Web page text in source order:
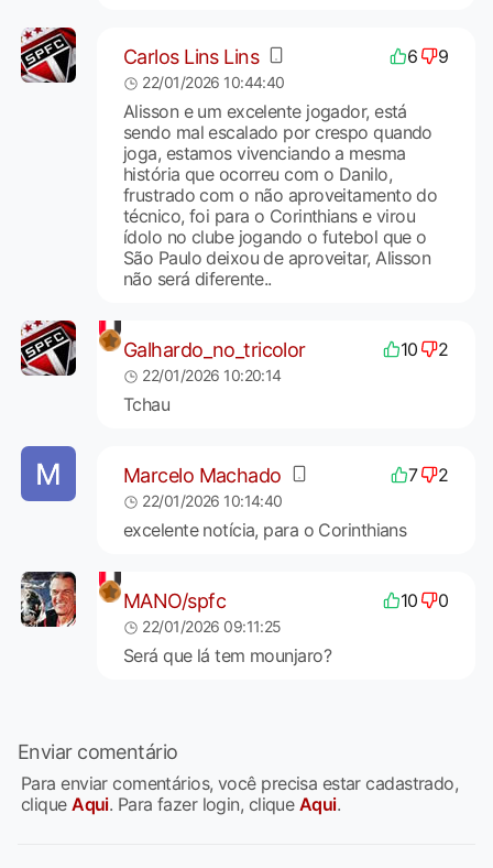
Carlos Lins Lins 6 9
22/01/2026 10:44:40
Alisson e um excelente jogador, está
sendo mal escalado por crespo quando
joga, estamos vivenciando a mesma
história que ocorreu com o Danilo,
frustrado com o não aproveitamento do
técnico, foi para o Corinthians e virou
ídolo no clube jogando o futebol que o
São Paulo deixou de aproveitar, Alisson
não será diferente..
Galhardo_no_tricolor 10 2
22/01/2026 10:20:14
Tchau
Marcelo Machado 7 2
22/01/2026 10:14:40
excelente notícia, para o Corinthians
MANO/spfc 10 0
22/01/2026 09:11:25
Será que lá tem mounjaro?
Enviar comentário
Para enviar comentários, você precisa estar cadastrado,
cliqueAqui. Para fazer login, clique Aqui.